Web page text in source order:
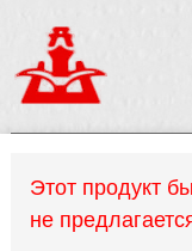
Этот продукт
не